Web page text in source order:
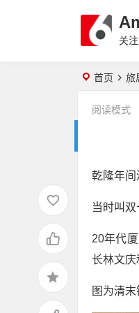
关
首页 旅
阅读模式
乾隆年间
当时叫双
20年代
长林文
图为清末